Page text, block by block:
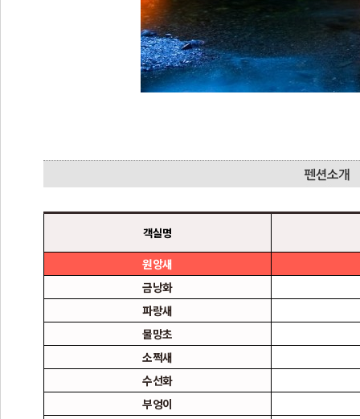
객실명
원앙새
금낭화
파랑새
물망초
소쩍새
수선화
부엉이